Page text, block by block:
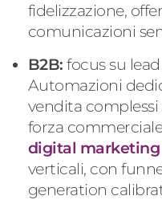
fidelizzazione,
comunicazioni
B2B: focus su
Automazioni
vendita
forza
digital marketing
verticali, con
generation